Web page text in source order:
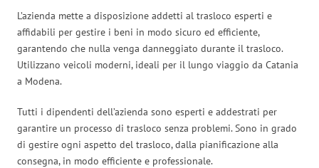
L’azienda mette a disposizione addetti al trasloco esperti e
affidabili per gestire i beni in modo sicuro ed efficiente,
garantendo che nulla venga danneggiato durante il trasloco.
Utilizzano veicoli moderni, ideali per il lungo viaggio da Catania
a Modena.
Tutti i dipendenti dell’azienda sono esperti e addestrati per
garantire un processo di trasloco senza problemi. Sono in grado
di gestire ogni aspetto del trasloco, dalla pianificazione alla
consegna, in modo efficiente e professionale.